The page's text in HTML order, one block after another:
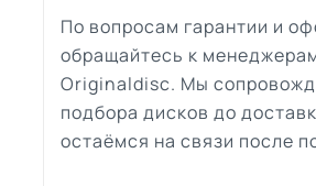
По вопросам гарантии и
обращайтесь к
Originaldisc. Мы
подбора дисков до
остаёмся на связи после